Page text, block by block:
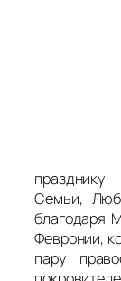
Семьи,
благодаря
Февронии,
пару